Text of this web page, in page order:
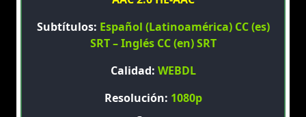
Subtítulos: Español (Latinoamérica) CC (es)
SRT – Inglés CC (en) SRT
Calidad: WEBDL
Resolución: 1080p